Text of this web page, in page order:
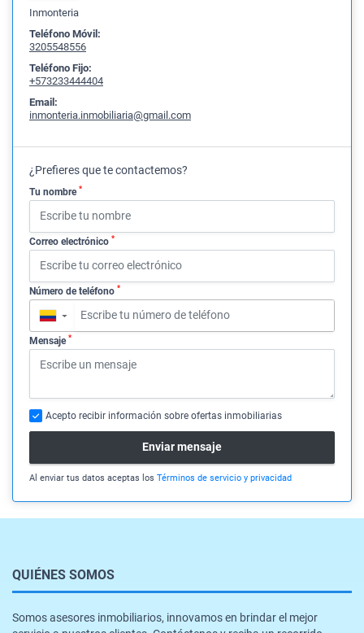
Inmonteria
Teléfono Móvil:
3205548556
Teléfono Fijo:
+573233444404
Email:
inmonteria.inmobiliaria@gmail.com
¿Prefieres que te contactemos?
Tu nombre *
Correo electrónico *
Número de teléfono *
▼
Mensaje *
Acepto recibir información sobre ofertas inmobiliarias
Enviar mensaje
Al enviar tus datos aceptas los Términos de servicio y privacidad
QUIÉNES SOMOS
Somos asesores inmobiliarios, innovamos en brindar el mejor